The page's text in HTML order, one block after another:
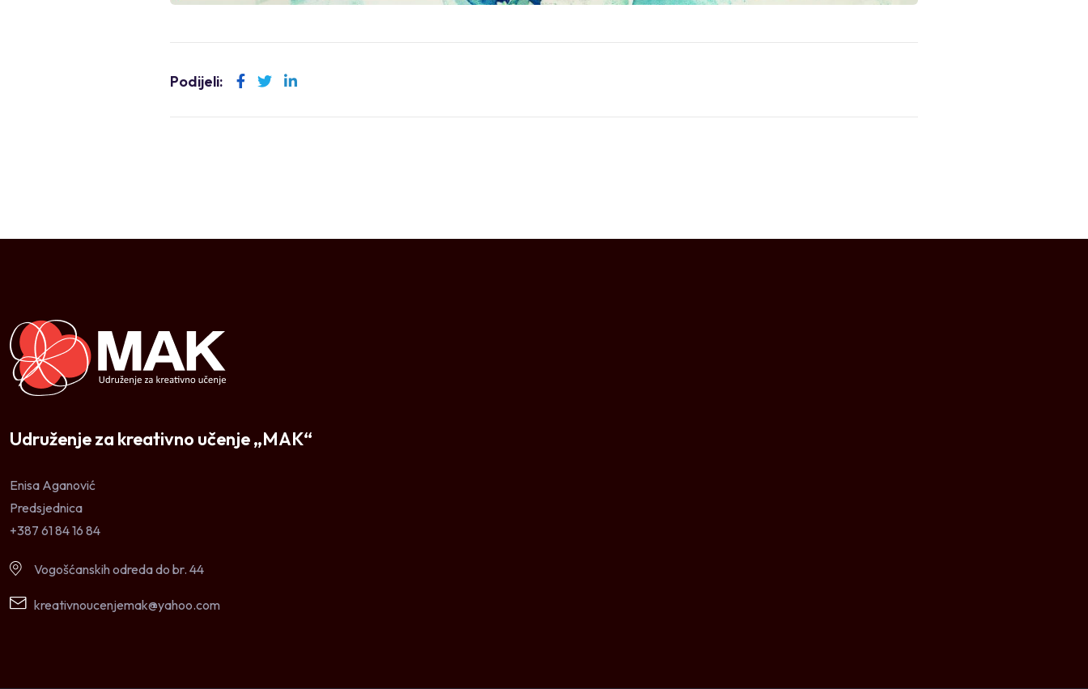
Podijeli: LinkedIn
Udruženje za kreativno učenje „MAK“
Enisa Aganović
Predsjednica
+387 61 84 16 84
Vogošćanskih odreda do br. 44
kreativnoucenjemak@yahoo.com